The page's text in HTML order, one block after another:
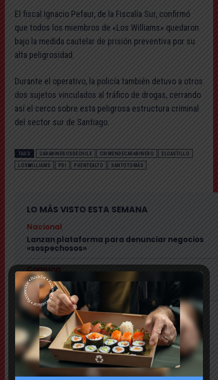
El fiscal Ignacio Pefaur, de la Fiscalía Sur, confirmó
que todos los miembros de «Los Williams» quedaron
bajo la medida cautelar de prisión preventiva por su
alta peligrosidad.
Durante el operativo, la policía también detuvo a otros
dos sujetos vinculados al tráfico de drogas, cerrando
así el cerco sobre esta peligrosa estructura criminal
del sector sur de Santiago.
TAGS CARABINEROSDECHILE CRIMENDECARABINERO ELCASTILLO
LOSWILLIAMS PDI PUENTEALTO SANTOTOMÁS
LO MÁS VISTO ESTA SEMANA
Nacional
Lanzan plataforma para denunciar negocios
«sospechosos»
Comuna
Municipio presenta mapa de daños viales y
anuncia plan integral de pavimentación
Comuna
Delincuentes realizan violento turbazo en
Puente Alto y disparan al aire tras alerta de
vecinos
Comuna
Tensión: delegado Codina acusa a alcalde